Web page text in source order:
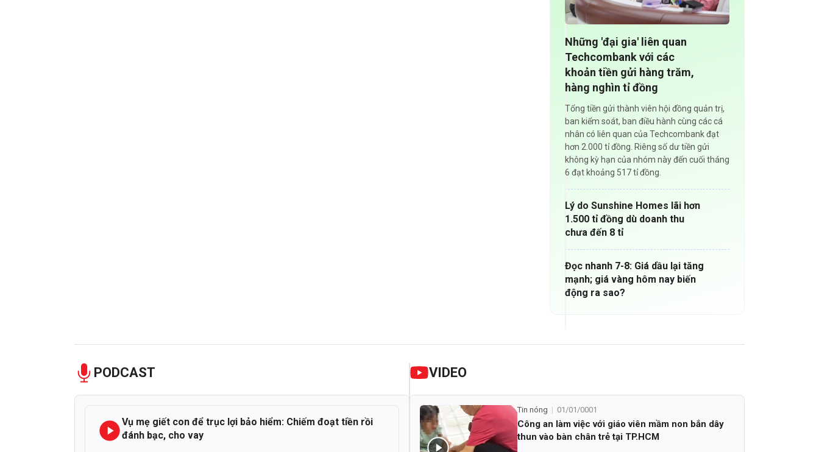
Những 'đại gia' liên quan
Techcombank với các
khoản tiền gửi hàng trăm,
hàng nghìn tỉ đồng
Tổng tiền gửi thành viên hội đồng quản trị,
ban kiểm soát, ban điều hành cùng các cá
nhân có liên quan của Techcombank đạt
hơn 2.000 tỉ đồng. Riêng số dư tiền gửi
không kỳ hạn của nhóm này đến cuối tháng
6 đạt khoảng 517 tỉ đồng.
Lý do Sunshine Homes lãi hơn
1.500 tỉ đồng dù doanh thu
chưa đến 8 tỉ
Đọc nhanh 7-8: Giá dầu lại tăng
mạnh; giá vàng hôm nay biến
động ra sao?
PODCAST
Vụ mẹ giết con để trục lợi bảo hiểm: Chiếm đoạt tiền rồi
đánh bạc, cho vay
VIDEO
Tin nóng 01/01/0001
Công an làm việc với giáo viên mầm non bắn dây
thun vào bàn chân trẻ tại TP.HCM